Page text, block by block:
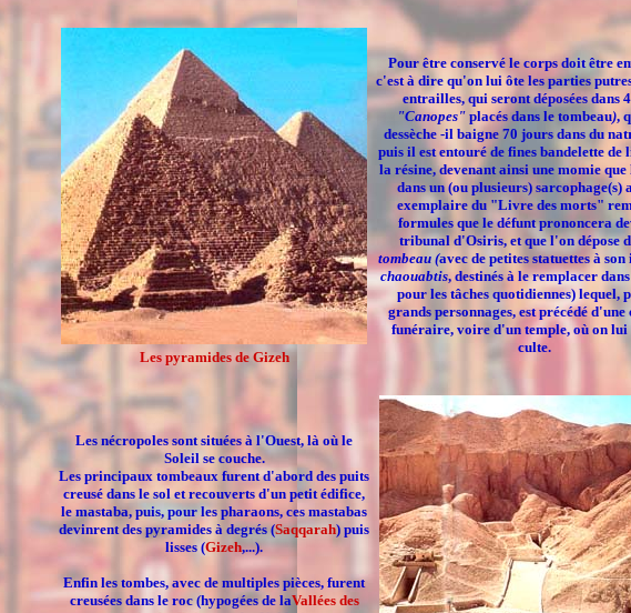
Les pyramides de Gizeh
Pour être conservé le corps doit être
c'est à dire qu'on lui ôte les parties
entrailles, qui seront déposées dans
"Canopes" placés dans le tombeau),
dessèche -il baigne 70 jours dans du
puis il est entouré de fines bandelette de
la résine, devenant ainsi une momieque
dans un (ou plusieurs) sarcophage(s)
exemplaire du "Livre des morts"
formules que le défunt prononcera
tribunal d'Osiris, et que l'on dépose
tombeau (avec de petites statuettes à son
chaouabtis, destinés à le remplacer
pour les tâches quotidiennes) lequel,
grands personnages, est précédé d'une
funéraire, voire d'un temple, où on lui
culte.
Les nécropoles sont situées à l'Ouest, là où le
Soleil se couche.
Les principaux tombeaux furent d'abord des puits
creusé dans le sol et recouverts d'un petit édifice,
le mastaba, puis, pour les pharaons, ces mastabas
devinrent despyramides à degrés(Saqqarah) puis
lisses (Gizeh,...).
Enfin les tombes, avec de multiples pièces, furent
creusées dans le roc(hypogées de laVallées des